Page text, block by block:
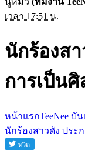
เวลา 17:51 น.
นักร้องส
การเป็น
หน้าแรกTeeNee บัน
นักร้องสาวดัง ประ